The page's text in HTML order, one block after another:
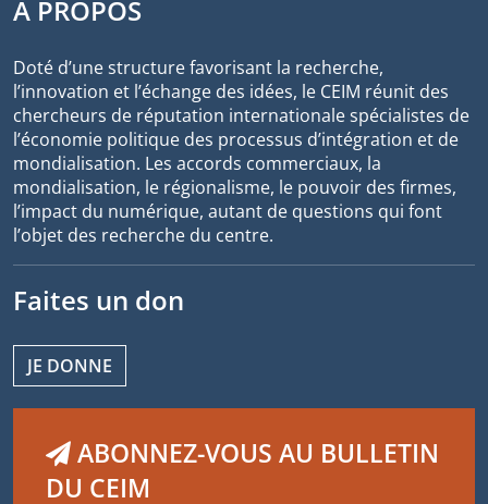
À PROPOS
Doté d’une structure favorisant la recherche,
l’innovation et l’échange des idées, le CEIM réunit des
chercheurs de réputation internationale spécialistes de
l’économie politique des processus d’intégration et de
mondialisation. Les accords commerciaux, la
mondialisation, le régionalisme, le pouvoir des firmes,
l’impact du numérique, autant de questions qui font
l’objet des recherche du centre.
Faites un don
JE DONNE
ABONNEZ-VOUS AU BULLETIN
DU CEIM